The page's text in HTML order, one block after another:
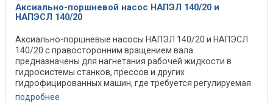
Аксиально-поршневой насос НАПЭЛ 140/20 и
НАПЭСЛ 140/20
Аксиально-поршневые насосы НАПЭЛ 140/20 и НАПЭСЛ
140/20 с правосторонним вращением вала
предназначены для нагнетания рабочей жидкости в
гидросистемы станков, прессов и других
гидрофицированных машин, где требуется регулируемая
подача и реверс ...
подробнее